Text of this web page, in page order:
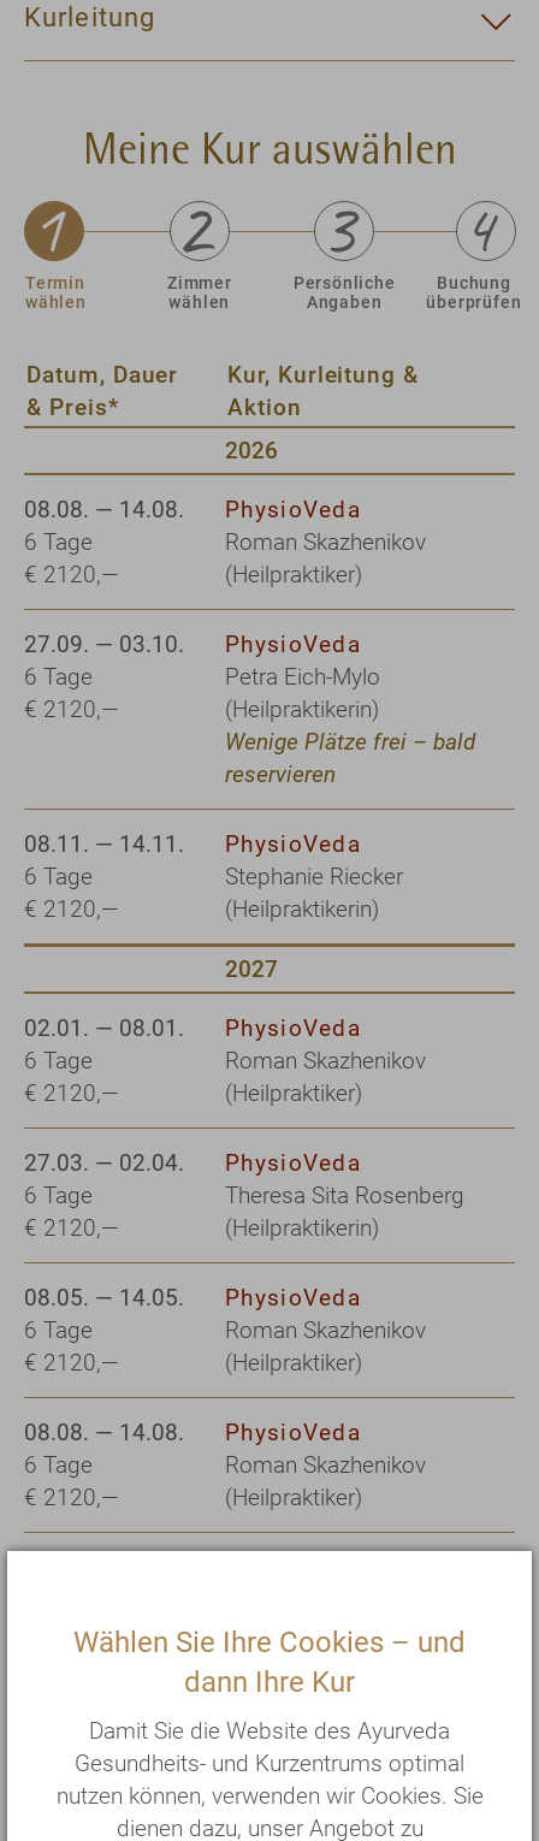
Wählen Sie Ihre Cookies – und
dann Ihre Kur
Damit Sie die Website des Ayurveda
Gesundheits- und Kurzentrums optimal
nutzen können, verwenden wir Cookies. Sie
dienen dazu, unser Angebot zu
Kurleitung
Meine Kur auswählen
Termin
wählen
Zimmer
wählen
Persönliche
Angaben
Buchung
überprüfen
Datum, Dauer
& Preis*
Kur, Kurleitung &
Aktion
2026
08.08. — 14.08.
6 Tage
€ 2120,—
PhysioVeda
Roman Skazhenikov
(Heilpraktiker)
27.09. — 03.10.
6 Tage
€ 2120,—
PhysioVeda
Petra Eich-Mylo
(Heilpraktikerin)
Wenige Plätze frei – bald
reservieren
08.11. — 14.11.
6 Tage
€ 2120,—
PhysioVeda
Stephanie Riecker
(Heilpraktikerin)
2027
02.01. — 08.01.
6 Tage
€ 2120,—
PhysioVeda
Roman Skazhenikov
(Heilpraktiker)
27.03. — 02.04.
6 Tage
€ 2120,—
PhysioVeda
Theresa Sita Rosenberg
(Heilpraktikerin)
08.05. — 14.05.
6 Tage
€ 2120,—
PhysioVeda
Roman Skazhenikov
(Heilpraktiker)
08.08. — 14.08.
6 Tage
€ 2120,—
PhysioVeda
Roman Skazhenikov
(Heilpraktiker)
€ 2120,—
(Heilpraktikerin)
6 Tage
€ 2120,—
Theresa Sita Rosenberg
(Heilpraktikerin)